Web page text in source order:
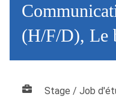
(H/F/D), Le
Stage / Job